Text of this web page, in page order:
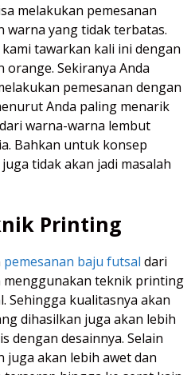
melakukan pemesanan
warna yang tidak terbatas.
tawarkan kali ini dengan
Sekiranya Anda
pemesanan dengan
Anda paling menarik
warna-warna lembut
Bahkan untuk konsep
tidak akan jadi masalah
Printing
pemesanan baju futsal dari
menggunakan teknik printing
Sehingga kualitasnya akan
dihasilkan juga akan lebih
dengan desainnya. Selain
juga akan lebih awet dan